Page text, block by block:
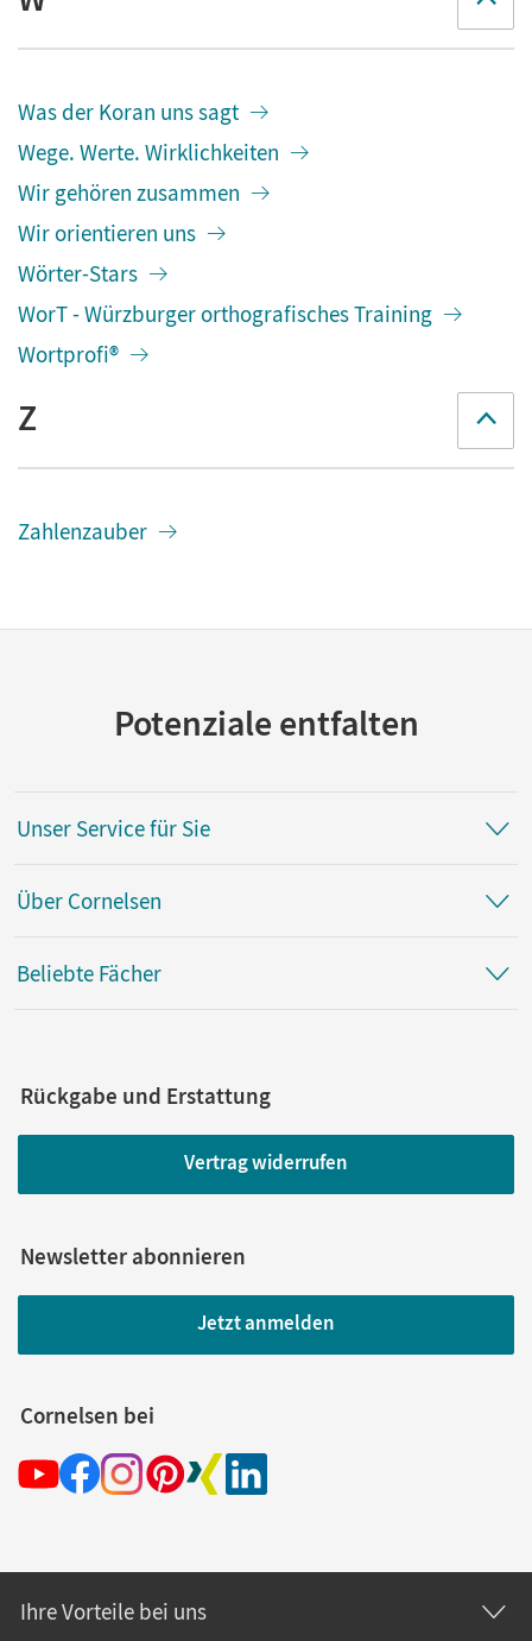
Was der Koran uns sagt
Wege. Werte. Wirklichkeiten
Wir gehören zusammen
Wir orientieren uns
Wörter-Stars
WorT - Würzburger orthografisches Training
Wortprofi®
Z
Zahlenzauber
Potenziale entfalten
Unser Service für Sie
Über Cornelsen
Beliebte Fächer
Rückgabe und Erstattung
Vertrag widerrufen
Newsletter abonnieren
Jetzt anmelden
Cornelsen bei
Ihre Vorteile bei uns